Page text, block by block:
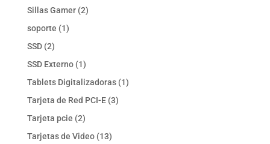
productos
Sillas Gamer 22
soporte 11
SSD 22
productos
SSD Externo 11
producto
Tablets Digitalizadoras 11
Tarjeta de Red PCI-E 33
Tarjeta pcie 22
productos
Tarjetas de Video 1313